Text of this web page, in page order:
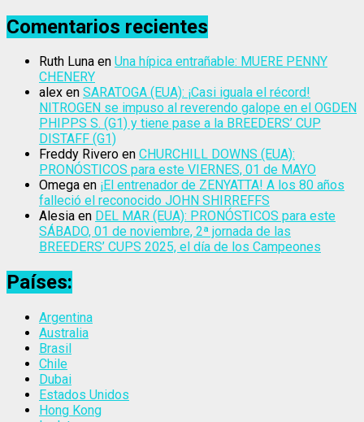
Comentarios recientes
Ruth Luna en Una hípica entrañable: MUERE PENNY
CHENERY
alex en SARATOGA (EUA): ¡Casi iguala el récord!
NITROGEN se impuso al reverendo galope en el OGDEN
PHIPPS S. (G1) y tiene pase a la BREEDERS’ CUP
DISTAFF (G1)
Freddy Rivero en CHURCHILL DOWNS (EUA):
PRONÓSTICOS para este VIERNES, 01 de MAYO
Omega en ¡El entrenador de ZENYATTA! A los 80 años
falleció el reconocido JOHN SHIRREFFS
Alesia en DEL MAR (EUA): PRONÓSTICOS para este
SÁBADO, 01 de noviembre, 2ª jornada de las
BREEDERS’ CUPS 2025, el día de los Campeones
Países:
Argentina
Australia
Brasil
Chile
Dubai
Estados Unidos
Hong Kong